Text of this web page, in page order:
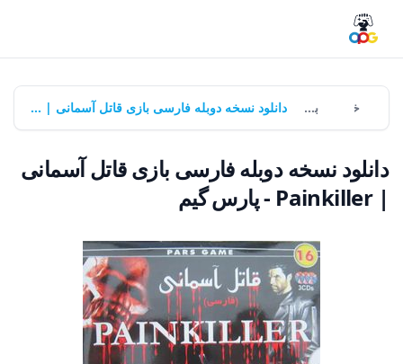
بازی‌ها دانلود نسخه دوبله فارسی بازی قاتل آسمانی | Painkiller - پارس گیم
دانلود نسخه دوبله فارسی بازی قاتل آسمانی
| Painkiller - پارس گیم